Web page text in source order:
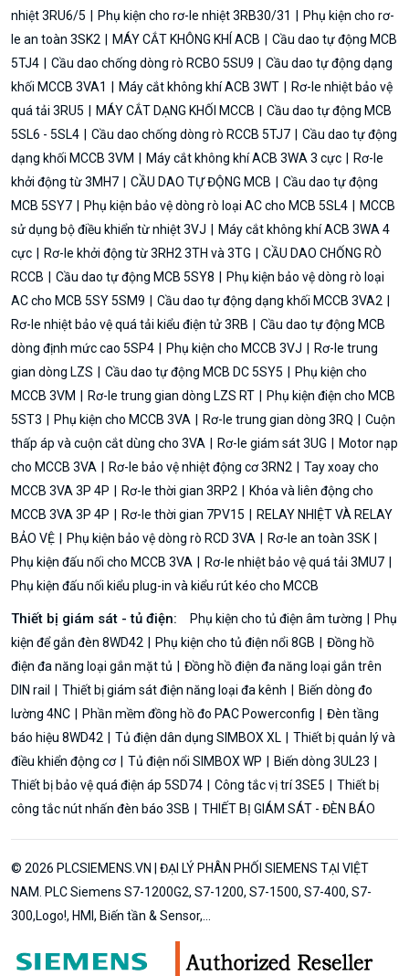
nhiệt 3RU6/5
Phụ kiện cho rơ-le nhiệt 3RB30/31
Phụ kiện cho rơ-
le an toàn 3SK2
MÁY CẮT KHÔNG KHÍ ACB
Cầu dao tự động MCB
5TJ4
Cầu dao chống dòng rò RCBO 5SU9
Cầu dao tự động dạng
khối MCCB 3VA1
Máy cắt không khí ACB 3WT
Rơ-le nhiệt bảo vệ
quá tải 3RU5
MÁY CẮT DẠNG KHỐI MCCB
Cầu dao tự động MCB
5SL6 - 5SL4
Cầu dao chống dòng rò RCCB 5TJ7
Cầu dao tự động
dạng khối MCCB 3VM
Máy cắt không khí ACB 3WA 3 cực
Rơ-le
khởi động từ 3MH7
CẦU DAO TỰ ĐỘNG MCB
Cầu dao tự động
MCB 5SY7
Phụ kiện bảo vệ dòng rò loại AC cho MCB 5SL4
MCCB
sử dụng bộ điều khiển từ nhiệt 3VJ
Máy cắt không khí ACB 3WA 4
cực
Rơ-le khởi động từ 3RH2 3TH và 3TG
CẦU DAO CHỐNG RÒ
RCCB
Cầu dao tự động MCB 5SY8
Phụ kiện bảo vệ dòng rò loại
AC cho MCB 5SY 5SM9
Cầu dao tự động dạng khối MCCB 3VA2
Rơ-le nhiệt bảo vệ quá tải kiểu điện tử 3RB
Cầu dao tự động MCB
dòng định mức cao 5SP4
Phụ kiện cho MCCB 3VJ
Rơ-le trung
gian dòng LZS
Cầu dao tự động MCB DC 5SY5
Phụ kiện cho
MCCB 3VM
Rơ-le trung gian dòng LZS RT
Phụ kiện điện cho MCB
5ST3
Phụ kiện cho MCCB 3VA Rơ-le trung gian dòng 3RQ
Cuộn
thấp áp và cuộn cắt dùng cho 3VA
Rơ-le giám sát 3UG
Motor nạp
cho MCCB 3VA
Rơ-le bảo vệ nhiệt động cơ 3RN2
Tay xoay cho
MCCB 3VA 3P 4P
Rơ-le thời gian 3RP2
Khóa và liên động cho
MCCB 3VA 3P 4P
Rơ-le thời gian 7PV15
RELAY NHIỆT VÀ RELAY
BẢO VỆ
Phụ kiện bảo vệ dòng rò RCD 3VA
Rơ-le an toàn 3SK
Phụ kiện đấu nối cho MCCB 3VA
Rơ-le nhiệt bảo vệ quá tải 3MU7
Phụ kiện đấu nối kiểu plug-in và kiểu rút kéo cho MCCB
Thiết bị giám sát - tủ điện: Phụ kiện cho tủ điện âm tường
Phụ
kiện để gắn đèn 8WD42
Phụ kiện cho tủ điện nổi 8GB
Đồng hồ
điện đa năng loại gắn mặt tủ
Đồng hồ điện đa năng loại gắn trên
DIN rail
Thiết bị giám sát điện năng loại đa kênh
Biến dòng đo
lường 4NC
Phần mềm đồng hồ đo PAC Powerconfig
Đèn tầng
báo hiệu 8WD42
Tủ điện dân dụng SIMBOX XL
Thiết bị quản lý và
điều khiển động cơ
Tủ điện nổi SIMBOX WP
Biến dòng 3UL23
Thiết bị bảo vệ quá điện áp 5SD74
Công tắc vị trí 3SE5
Thiết bị
công tắc nút nhấn đèn báo 3SB
THIẾT BỊ GIÁM SÁT - ĐÈN BÁO
© 2026 PLCSIEMENS.VN | ĐẠI LÝ PHÂN PHỐI SIEMENS TẠI VIỆT
NAM. PLC Siemens S7-1200G2, S7-1200, S7-1500, S7-400, S7-
300,Logo!, HMI, Biến tần & Sensor,...